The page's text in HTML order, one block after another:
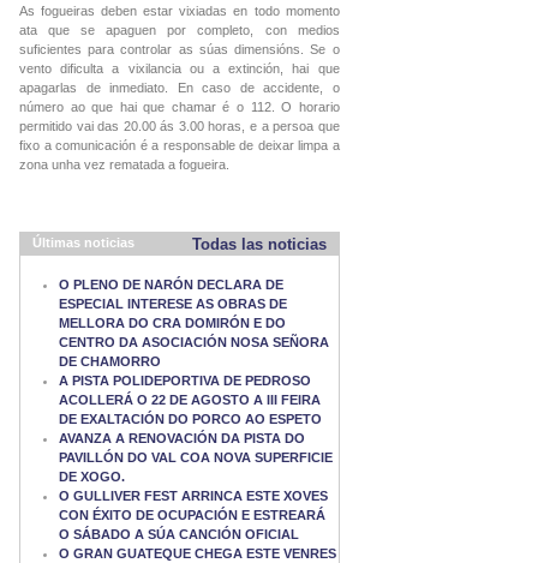
As fogueiras deben estar vixiadas en todo momento
ata que se apaguen por completo, con medios
suficientes para controlar as súas dimensións. Se o
vento dificulta a vixilancia ou a extinción, hai que
apagarlas de inmediato. En caso de accidente, o
número ao que hai que chamar é o 112. O horario
permitido vai das 20.00 ás 3.00 horas, e a persoa que
fixo a comunicación é a responsable de deixar limpa a
zona unha vez rematada a fogueira.
Últimas noticias Todas las noticias
O PLENO DE NARÓN DECLARA DE
ESPECIAL INTERESE AS OBRAS DE
MELLORA DO CRA DOMIRÓN E DO
CENTRO DA ASOCIACIÓN NOSA SEÑORA
DE CHAMORRO
A PISTA POLIDEPORTIVA DE PEDROSO
ACOLLERÁ O 22 DE AGOSTO A III FEIRA
DE EXALTACIÓN DO PORCO AO ESPETO
AVANZA A RENOVACIÓN DA PISTA DO
PAVILLÓN DO VAL COA NOVA SUPERFICIE
DE XOGO.
O GULLIVER FEST ARRINCA ESTE XOVES
CON ÉXITO DE OCUPACIÓN E ESTREARÁ
O SÁBADO A SÚA CANCIÓN OFICIAL
O GRAN GUATEQUE CHEGA ESTE VENRES